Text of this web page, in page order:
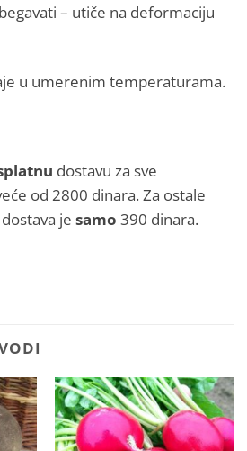
– utiče na deformaciju
u umerenim temperaturama.
dostavu za sve
od 2800 dinara. Za ostale
je samo 390 dinara.